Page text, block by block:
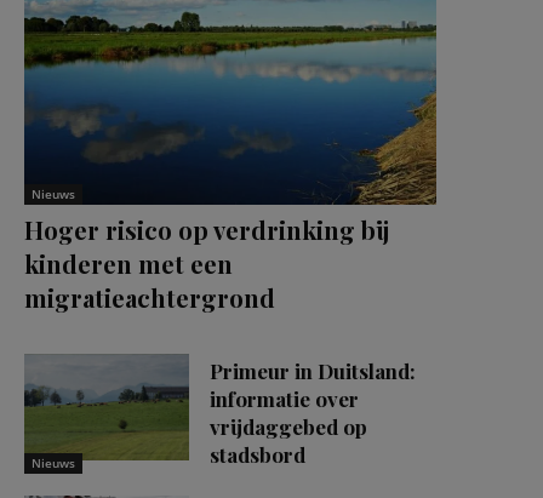
Nieuws
Hoger risico op verdrinking bij
kinderen met een
migratieachtergrond
Nieuws
Primeur in Duitsland:
informatie over
vrijdaggebed op
stadsbord